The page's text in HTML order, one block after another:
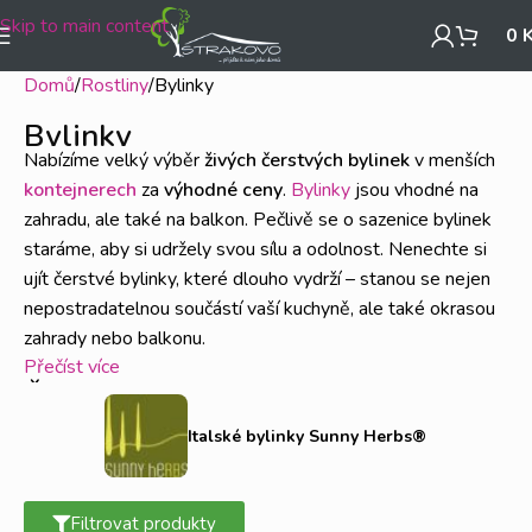
Skip to main content 0
Domů Rostliny Bylinky
Bylinky
Nabízíme velký výběrživých čerstvých bylinekv menších
kontejnerech za výhodné ceny. Bylinky jsou vhodné na
zahradu, ale také na balkon. Pečlivě se o sazenice bylinek
staráme, aby si udržely svou sílu a odolnost. Nenechte si
ujít čerstvé bylinky, které dlouho vydrží – stanou se nejen
nepostradatelnou součástí vaší kuchyně, ale také okrasou
zahrady nebo balkonu.
Čerstvé a živé bylinky
Opravdová přírodní síla se ukrývá v živých bylinkách
nikoli v těch sušených a jinak zpracovaných. Čerstvé bylinky
mají navíc své kouzlo – kdykoli budete vařit, můžete si
Přečíst více
Italské bylinky Sunny Herbs®
Filtrovat produkty